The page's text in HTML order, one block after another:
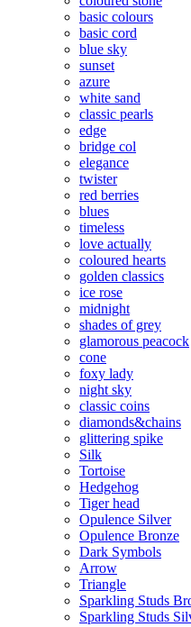
basic colours
basic cord
blue sky
sunset
azure
white sand
classic pearls
edge
bridge col
elegance
twister
red berries
blues
timeless
love actually
coloured hearts
golden classics
ice rose
midnight
shades of grey
glamorous peacock
cone
foxy lady
night sky
classic coins
diamonds&chains
glittering spike
Silk
Tortoise
Hedgehog
Tiger head
Opulence Silver
Opulence Bronze
Dark Symbols
Arrow
Triangle
Sparkling Studs
Sparkling Studs